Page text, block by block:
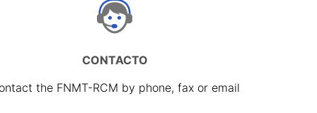
CONTACTO
the FNMT-RCM by phone, fax or email